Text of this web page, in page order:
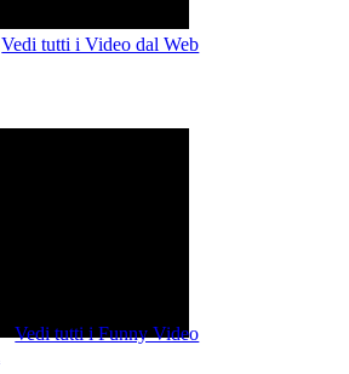
Vedi tutti i Video dal Web
Vedi tutti i Funny Video